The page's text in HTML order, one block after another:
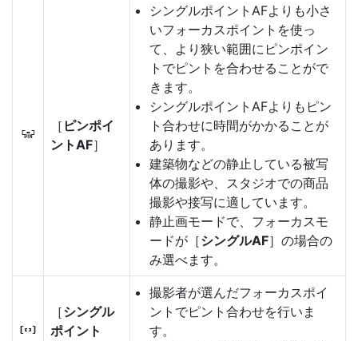
3
［ ピンポイ
ントAF］
シングルポイントAFよりも小さ
いフォーカスポイントを使っ
て、より狭い範囲にピンポイン
トでピントを合わせることがで
きます。
シングルポイントAFよりもピン
ト合わせに時間がかかることが
あります。
建築物などの静止している被写
体の撮影や、スタジオでの商品
撮影や接写に適しています。
静止画モードで、フォーカスモ
ードが［シングルAF］の場合の
み選べます。
d
［シングル
ポイント
撮影者が選んだフォーカスポイ
ントでピント合わせを行いま
す。